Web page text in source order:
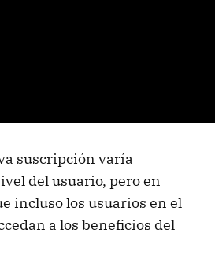
suscripción varía
del usuario, pero en
incluso los usuarios en el
a los beneficios del